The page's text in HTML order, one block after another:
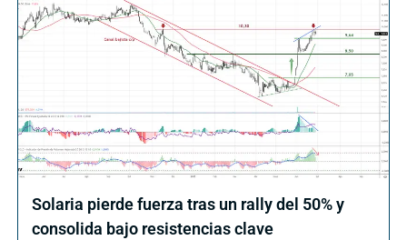
Solaria pierde fuerza tras un rally del 50% y
consolida bajo resistencias clave